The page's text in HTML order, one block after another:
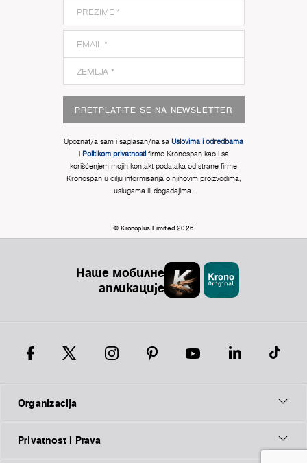
PRETPLATITE SE NA NEWSLETTER
Upoznat/a sam i saglasan/na sa Uslovima i odredbama
i Politikom privatnostifirme Kronospan kao i sa
korišćenjem mojih kontakt podataka od strane firme
Kronospan u cilju informisanja o njihovim proizvodima,
uslugama ili događajima.
© Kronoplus Limited 2026
Наше мобилне
апликације
Organizacija
Privatnost I Prava